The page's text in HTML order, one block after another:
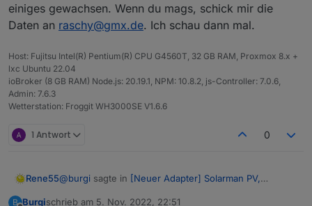
einiges gewachsen. Wenn du mags, schick mir die
Daten an raschy@gmx.de. Ich schau dann mal.
Host: Fujitsu Intel(R) Pentium(R) CPU G4560T, 32 GB RAM, Proxmox 8.x +
lxc Ubuntu 22.04
ioBroker (8 GB RAM) Node.js: 20.19.1, NPM: 10.8.2, js-Controller: 7.0.6,
Admin: 7.6.3
Wetterstation: Froggit WH3000SE V1.6.6
1 Antwort 0
Rene55@burgi sagte in [Neuer Adapter] Solarman PV,
B Burgischrieb am 5. Nov. 2022, 22:51